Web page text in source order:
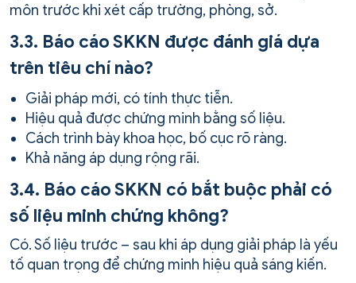
môn trước khi xét cấp trường, phòng, sở.
3.3. Báo cáo SKKN được đánh giá dựa
trên tiêu chí nào?
Giải pháp mới, có tính thực tiễn.
Hiệu quả được chứng minh bằng số liệu.
Cách trình bày khoa học, bố cục rõ ràng.
Khả năng áp dụng rộng rãi.
3.4. Báo cáo SKKN có bắt buộc phải có
số liệu minh chứng không?
Có. Số liệu trước – sau khi áp dụng giải pháp là yếu
tố quan trọng để chứng minh hiệu quả sáng kiến.